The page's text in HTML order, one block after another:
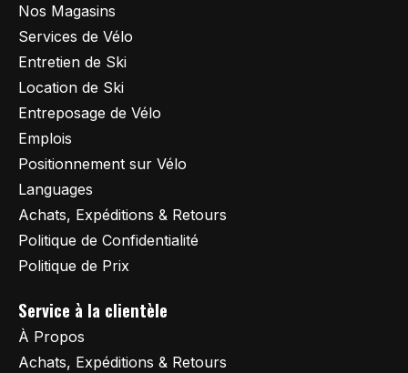
Nos Magasins
Services de Vélo
Entretien de Ski
Location de Ski
Entreposage de Vélo
Emplois
Positionnement sur Vélo
Languages
Achats, Expéditions & Retours
Politique de Confidentialité
Politique de Prix
Service à la clientèle
À Propos
Achats, Expéditions & Retours